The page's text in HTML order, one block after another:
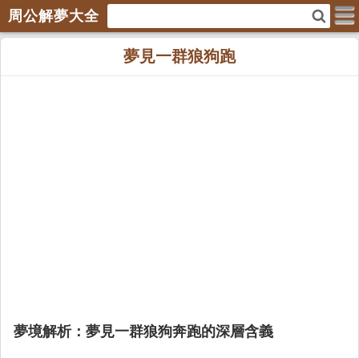
周公解夢大全
夢見一群狼狗跑
夢境解析：夢見一群狼狗奔跑的深層含義